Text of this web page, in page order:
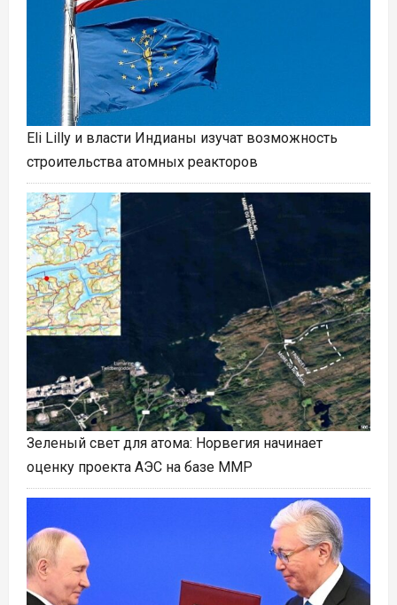
Eli Lilly и власти Индианы изучат возможность
строительства атомных реакторов
Зеленый свет для атома: Норвегия начинает
оценку проекта АЭС на базе ММР